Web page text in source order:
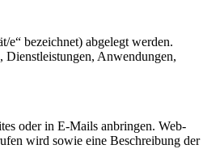
e“ bezeichnet) abgelegt werden.
Dienstleistungen, Anwendungen,
oder in E-Mails anbringen. Web-
wird sowie eine Beschreibung der